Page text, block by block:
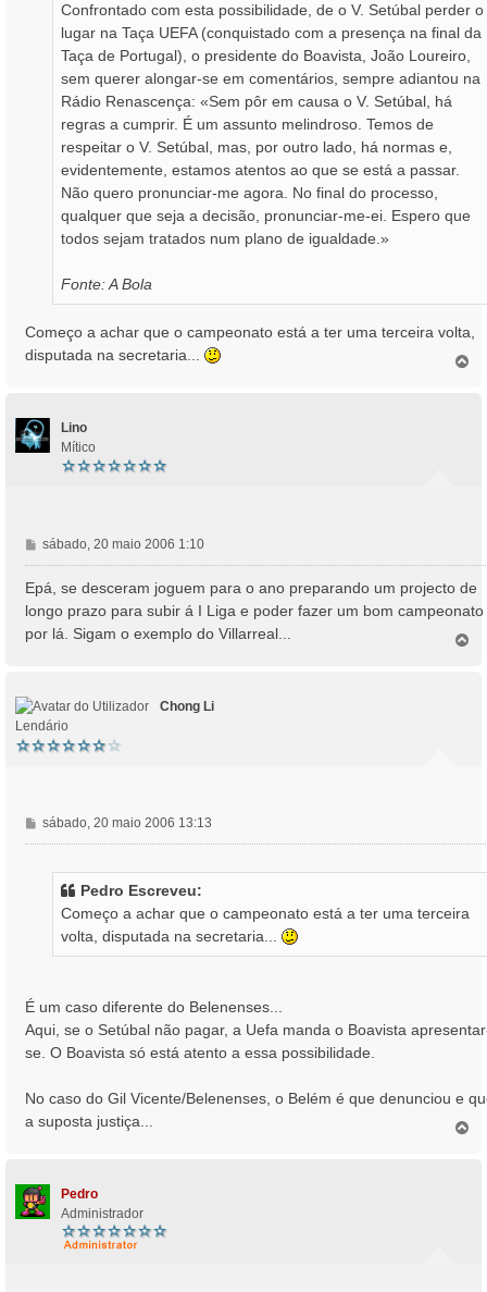
Confrontado com esta possibilidade, de o V. Setúbal perder o
lugar na Taça UEFA (conquistado com a presença na final da
Taça de Portugal), o presidente do Boavista, João Loureiro,
sem querer alongar-se em comentários, sempre adiantou na
Rádio Renascença: «Sem pôr em causa o V. Setúbal, há
regras a cumprir. É um assunto melindroso. Temos de
respeitar o V. Setúbal, mas, por outro lado, há normas e,
evidentemente, estamos atentos ao que se está a passar.
Não quero pronunciar-me agora. No final do processo,
qualquer que seja a decisão, pronunciar-me-ei. Espero que
todos sejam tratados num plano de igualdade.»
Fonte: A Bola
Começo a achar que o campeonato está a ter uma terceira volta,
disputada na secretaria...
Lino
Mítico
M
e
n
g
sábado, 20 maio 2006 1:10
Epá, se desceram joguem para o ano preparando um projecto de
longo prazo para subir á I Liga e poder fazer um bom campeonato
por lá. Sigam o exemplo do Villarreal...
Chong Li
Lendário
M
e
sábado, 20 maio 2006 13:13
Pedro Escreveu:
Começo a achar que o campeonato está a ter uma terceira
volta, disputada na secretaria...
É um caso diferente do Belenenses...
Aqui, se o Setúbal não pagar, a Uefa manda o Boavista
se. O Boavista só está atento a essa possibilidade.
No caso do Gil Vicente/Belenenses, o Belém é que denunciou e
a suposta justiça...
Pedro
Administrador